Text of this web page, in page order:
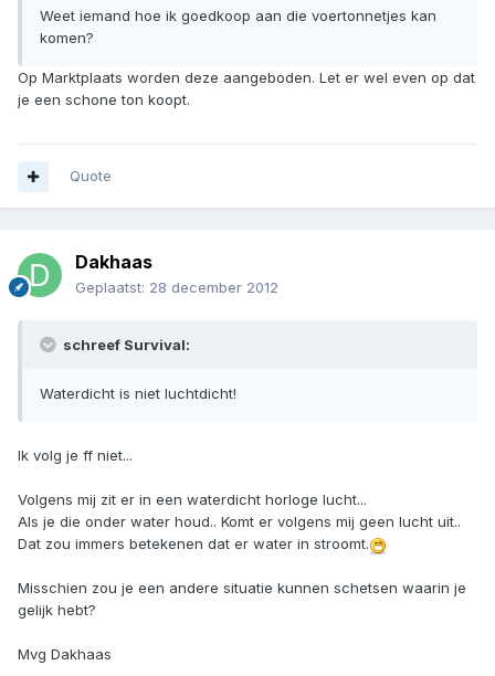
Weet iemand hoe ik goedkoop aan die voertonnetjes kan
komen?
Op Marktplaats worden deze aangeboden. Let er wel even op dat
je een schone ton koopt.
Quote
Dakhaas
Geplaatst: 28 december 2012
schreef Survival:
Waterdicht is niet luchtdicht!
Ik volg je ff niet...
Volgens mij zit er in een waterdicht horloge lucht...
Als je die onder water houd.. Komt er volgens mij geen lucht uit..
Dat zou immers betekenen dat er water in stroomt.
Misschien zou je een andere situatie kunnen schetsen waarin je
gelijk hebt?
Mvg Dakhaas